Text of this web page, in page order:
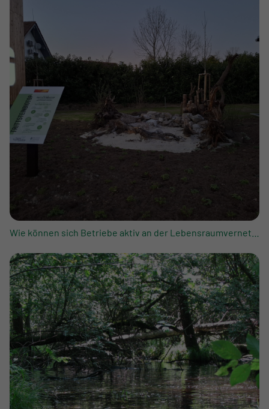
Wie können sich Betriebe aktiv an der Lebensraumvernetzung beteiligen?